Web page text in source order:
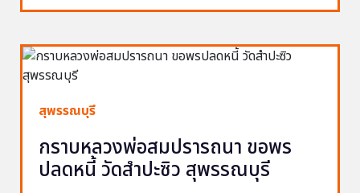
สุพรรณบุรี
กราบหลวงพ่อสมปรารถนา ขอพร
ปลดหนี้ วัดสำปะซิว สุพรรณบุรี